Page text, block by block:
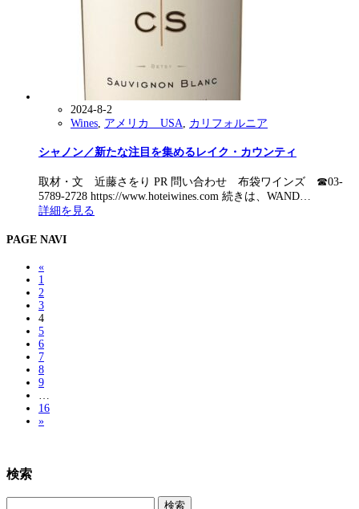
2024-8-2
Wines アメリカ USA カリフォルニア
シャノン／新たな注目を集めるレイク・カウンティ
取材・文 近藤さをり PR 問い合わせ 布袋ワインズ ☎︎03-
5789-2728 https://www.hoteiwines.com 続きは、WAND…
詳細を見る
PAGE NAVI
«
1
2
3
4
5
6
7
8
9
…
16
»
検索